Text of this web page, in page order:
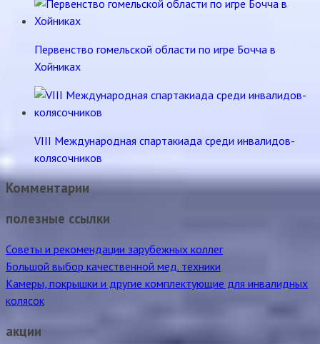
Первенство гомельской области по игре Бочча в
Хойниках
VIII Международная спартакиада среди инвалидов-
колясочников
Комментарии
полезные ссылки
Советы и рекомендации зарубежных коллег
Большой выбор качественной мед. техники
Камеры, покрышки и другие комплектующие для инвалидных
колясок
акции